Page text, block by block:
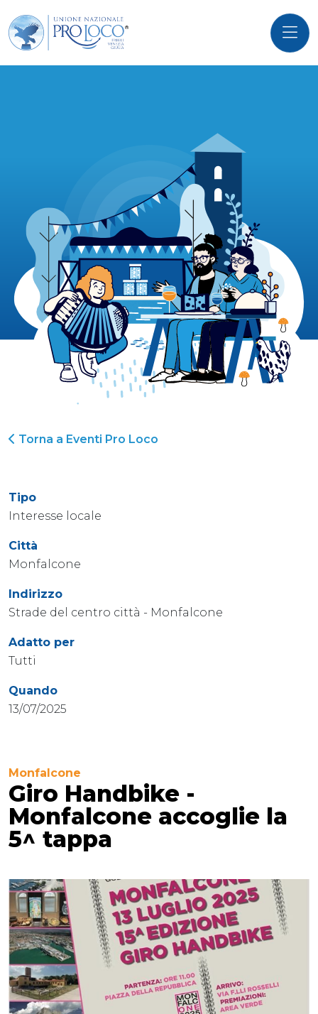
Torna a Eventi Pro Loco
Tipo
Interesse locale
Città
Monfalcone
Indirizzo
Strade del centro città - Monfalcone
Adatto per
Tutti
Quando
13/07/2025
Monfalcone
Giro Handbike -
Monfalcone accoglie la
5^ tappa